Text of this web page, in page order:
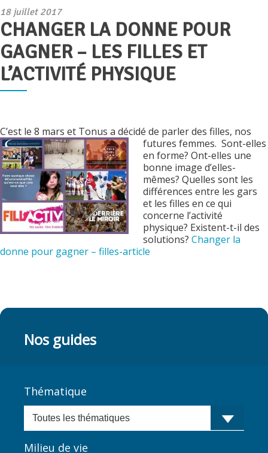
Publié
le
18 juillet 2017
CHANGER LA DONNE POUR
GAGNER – LES FILLES ET
L’ACTIVITÉ PHYSIQUE
C’est le 8 mars et Tonus a décidé de parler des filles, nos
futures femmes. Sont-elles
en forme? Ont-elles une
bonne image d’elles-
mêmes? Quelles sont les
différences entre les gars
et les filles en ce qui
concerne l’activité
physique? Existent-t-il des
solutions? Changer la
donne pour gagner – filles-article
Nos guides
Thématique
Milieu de vie